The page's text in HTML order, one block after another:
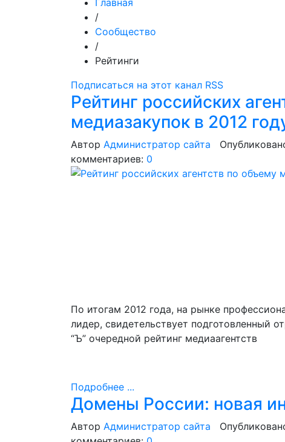
Главная
/
Сообщество
/
Рейтинги
Подписаться на этот канал RSS
Рейтинг российских
медиазакупок в 2012
Автор Администратор сайта
комментариев: 0
По итогам 2012 года, на рынке
лидер, свидетельствует подготовленный
“Ъ” очередной рейтинг медиаагентств
Подробнее ...
Домены России: новая
Автор Администратор сайта